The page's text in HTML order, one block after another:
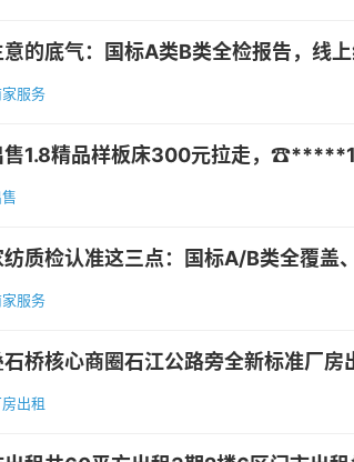
的底气：国标A类B类全检报告，线
服务
售1.8精品样板床300元拉走，
纺质检认准这三点：国标A/B类全覆盖
服务
石桥核心商圈石江公路旁全新标准厂
出租